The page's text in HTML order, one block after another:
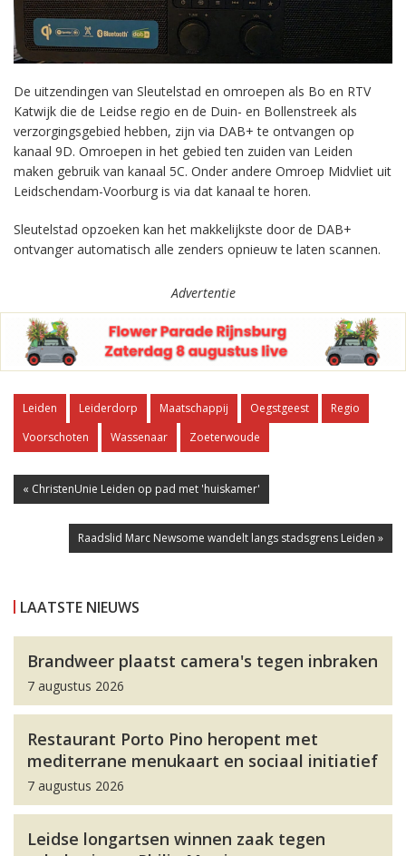
De uitzendingen van Sleutelstad en omroepen als Bo en RTV
Katwijk die de Leidse regio en de Duin- en Bollenstreek als
verzorgingsgebied hebben, zijn via DAB+ te ontvangen op
kanaal 9D. Omroepen in het gebied ten zuiden van Leiden
maken gebruik van kanaal 5C. Onder andere Omroep Midvliet uit
Leidschendam-Voorburg is via dat kanaal te horen.
Sleutelstad opzoeken kan het makkelijkste door de DAB+
ontvanger automatisch alle zenders opnieuw te laten scannen.
Advertentie
Leiden Leiderdorp Maatschappij Oegstgeest
Regio
Voorschoten
Wassenaar Zoeterwoude
« ChristenUnie Leiden op pad met 'huiskamer'
Raadslid Marc Newsome wandelt langs stadsgrens Leiden »
LAATSTE NIEUWS
Brandweer plaatst camera's tegen inbraken
7 augustus 2026
Restaurant Porto Pino heropent met
mediterrane menukaart en sociaal initiatief
7 augustus 2026
Leidse longartsen winnen zaak tegen